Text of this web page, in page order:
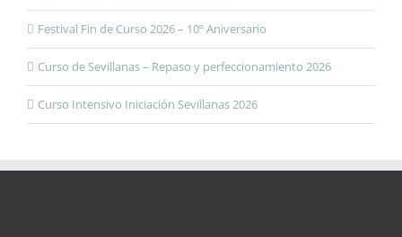
Festival Fin de Curso 2026 – 10º Aniversario
Curso de Sevillanas – Repaso y perfeccionamiento 2026
Curso Intensivo Iniciación Sevillanas 2026